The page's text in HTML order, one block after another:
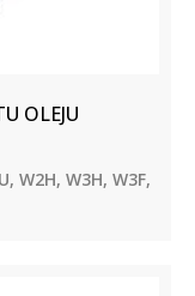
OLEJU
W2H, W3H, W3F,